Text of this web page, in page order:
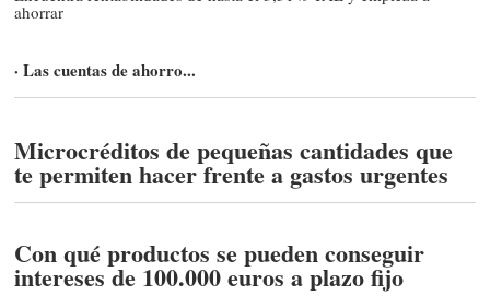
ahorrar
· Las cuentas de ahorro...
Microcréditos de pequeñas cantidades que
te permiten hacer frente a gastos urgentes
Con qué productos se pueden conseguir
intereses de 100.000 euros a plazo fijo